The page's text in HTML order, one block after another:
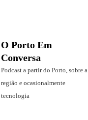
O Porto Em
Conversa
P
o
d
Podcast a partir do Porto, sobre a
região e ocasionalmente
tecnologia